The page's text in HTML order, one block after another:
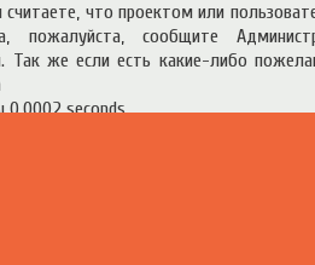
считаете, что проектом или
пожалуйста, сообщите
Так же если есть какие-либо
0.0002 seconds